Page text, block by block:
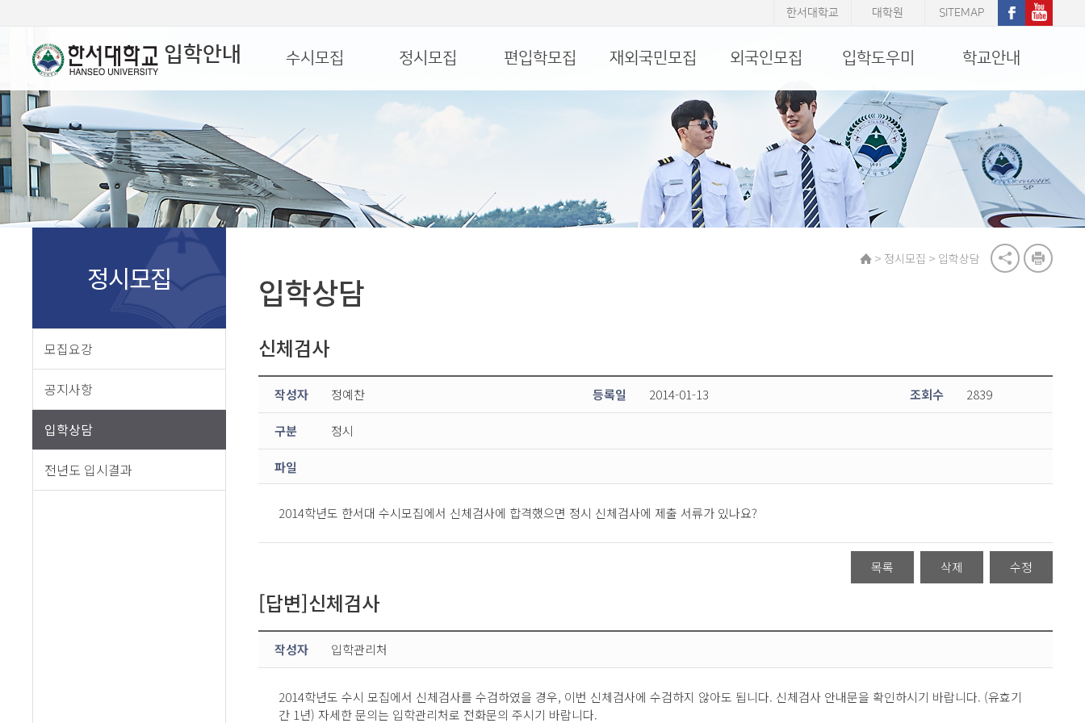
입학안내
한서대학교 대학원 SITEMAP
수시모집 정시모집 편입학모집 재외국민모집 외국인모집 입학도우미 학교안내
정시모집
모집요강
공지사항
입학상담
전년도 입시결과
> 정시모집 > 입학상담
입학상담
신체검사
작성자 정예찬 등록일 2014-01-13 조회수 2839
구분 정시
파일
2014학년도 한서대 수시모집에서 신체검사에 합격했으면 정시 신체검사에 제출 서류가 있나요?
목록 삭제 수정
[답변]신체검사
작성자 입학관리처
2014학년도 수시 모집에서 신체검사를 수검하였을 경우, 이번 신체검사에 수검하지 않아도 됩니다. 신체검사 안내문을 확인하시기 바랍니다. (유효기
간 1년) 자세한 문의는 입학관리처로 전화문의 주시기 바랍니다.